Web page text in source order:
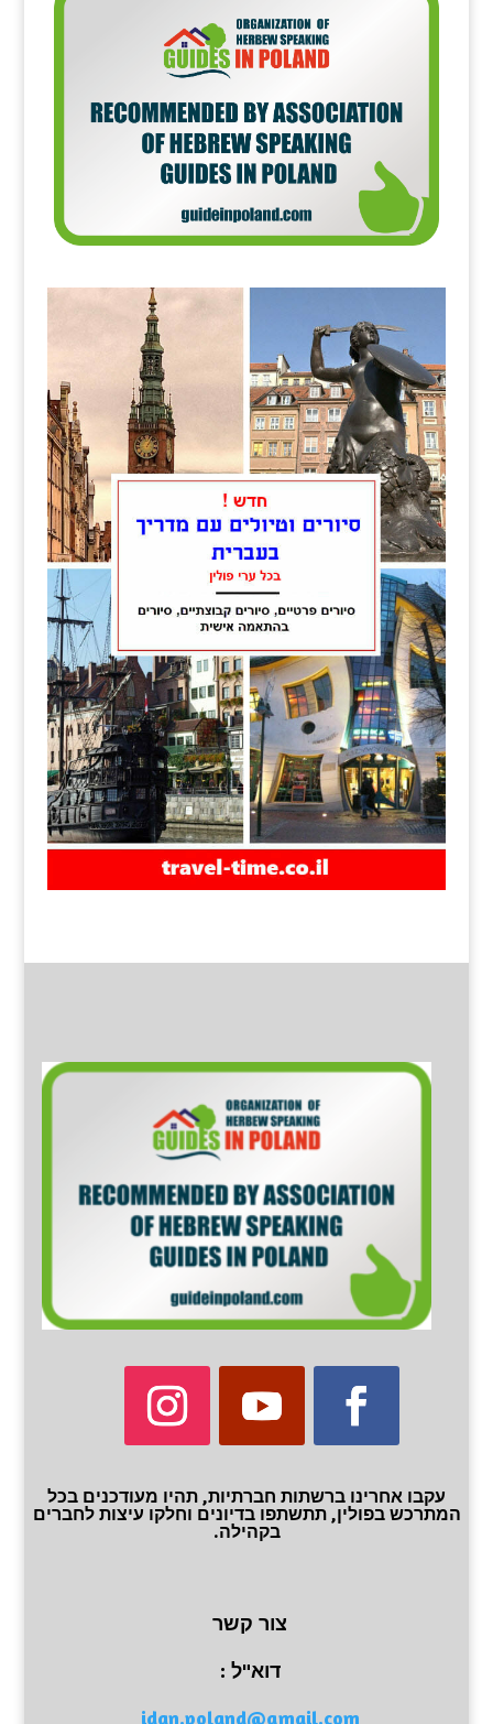
עקבו אחרינו ברשתות חברתיות, תהיו מעודכנים בכל
המתרכש בפולין, תתשתפו בדיונים וחלקו עיצות לחברים
בקהילה.
צור קשר
דוא"ל :
idan.poland@gmail.com